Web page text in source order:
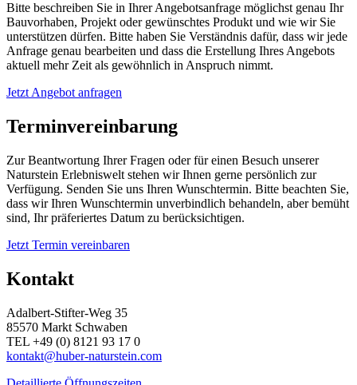
Bitte beschreiben Sie in Ihrer Angebotsanfrage möglichst genau Ihr
Bauvorhaben, Projekt oder gewünschtes Produkt und wie wir Sie
unterstützen dürfen. Bitte haben Sie Verständnis dafür, dass wir jede
Anfrage genau bearbeiten und dass die Erstellung Ihres Angebots
aktuell mehr Zeit als gewöhnlich in Anspruch nimmt.
Jetzt Angebot anfragen
Terminvereinbarung
Zur Beantwortung Ihrer Fragen oder für einen Besuch unserer
Naturstein Erlebniswelt stehen wir Ihnen gerne persönlich zur
Verfügung. Senden Sie uns Ihren Wunschtermin. Bitte beachten Sie,
dass wir Ihren Wunschtermin unverbindlich behandeln, aber bemüht
sind, Ihr präferiertes Datum zu berücksichtigen.
Jetzt Termin vereinbaren
Kontakt
Adalbert-Stifter-Weg 35
85570 Markt Schwaben
TEL +49 (0) 8121 93 17 0
kontakt@huber-naturstein.com